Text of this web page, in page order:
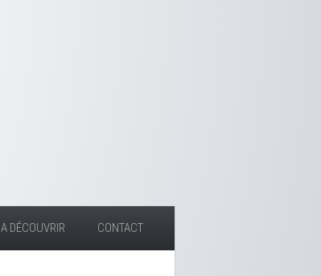
A DÉCOUVRIR CONTACT